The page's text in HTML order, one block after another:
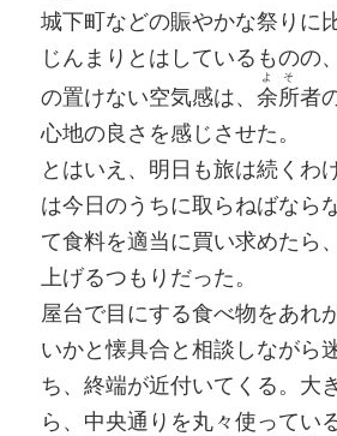
城下町などの賑やかな祭りに
じんまりとはしているものの
の置けない空気感は、 余所
よそ
者
心地の良さを感じさせた。
とはいえ、明日も旅は続くわ
は今日のうちに取らねばなら
て食料を適当に買い求めたら
上げるつもりだった。
屋台で目にする食べ物をあれ
いかと懐具合と相談しながら
ち、終端が近付いてくる。大
ら、中央通りを丸々使ってい